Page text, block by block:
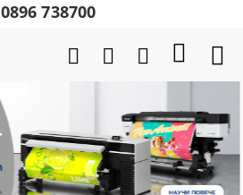
0896 738700